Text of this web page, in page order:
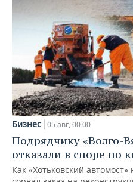
Бизнес 05 авг, 00:00
Подрядчику «Волго-
отказали в споре по
Как «Хотьковский